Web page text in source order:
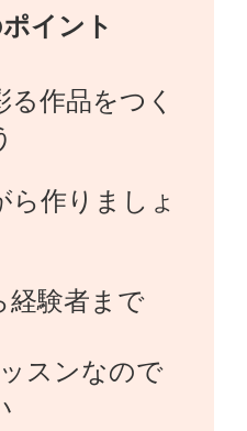
イント
作品をつく
ら作りましょ
経験者まで
スンなので